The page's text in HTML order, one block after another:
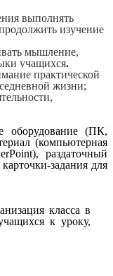
выполнять
изучение
мышление,
учащихся.
практической
жизни;
оборудование (ПК,
(компьютерная
раздаточный
задания для
класса в
к уроку,